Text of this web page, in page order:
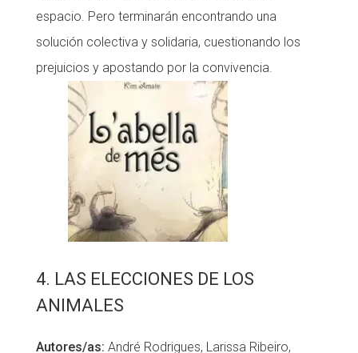
espacio. Pero terminarán encontrando una
solución colectiva y solidaria, cuestionando los
prejuicios y apostando por la convivencia.
4. LAS ELECCIONES DE LOS
ANIMALES
Autores/as: André Rodrigues, Larissa Ribeiro,